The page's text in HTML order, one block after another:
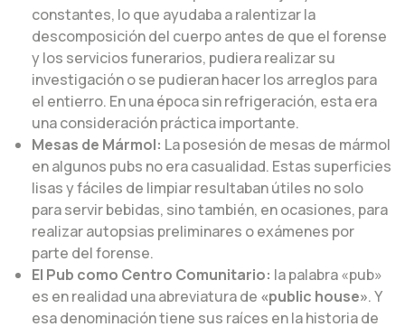
constantes, lo que ayudaba a ralentizar la
descomposición del cuerpo antes de que el forense
y los servicios funerarios, pudiera realizar su
investigación o se pudieran hacer los arreglos para
el entierro. En una época sin refrigeración, esta era
una consideración práctica importante.
Mesas de Mármol: La posesión de mesas de mármol
en algunos pubs no era casualidad. Estas superficies
lisas y fáciles de limpiar resultaban útiles no solo
para servir bebidas, sino también, en ocasiones, para
realizar autopsias preliminares o exámenes por
parte del forense.
El Pub como Centro Comunitario: la palabra «pub»
es en realidad una abreviatura de «public house». Y
esa denominación tiene sus raíces en la historia de